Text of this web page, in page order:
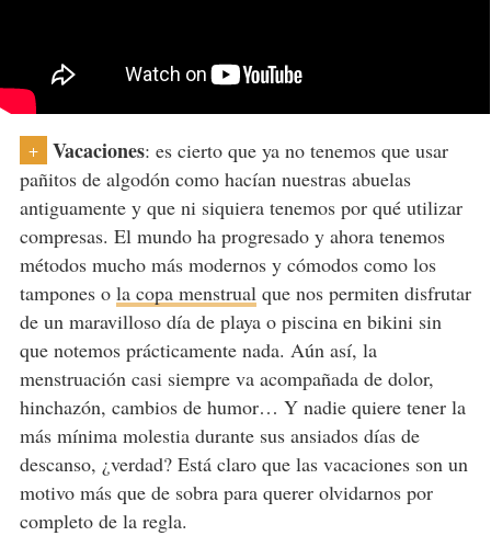
+ Vacaciones: es cierto que ya no tenemos que usar
pañitos de algodón como hacían nuestras abuelas
antiguamente y que ni siquiera tenemos por qué utilizar
compresas. El mundo ha progresado y ahora tenemos
métodos mucho más modernos y cómodos como los
tampones o la copa menstrualque nos permiten disfrutar
de un maravilloso día de playa o piscina en bikini sin
que notemos prácticamente nada. Aún así, la
menstruación casi siempre va acompañada de dolor,
hinchazón, cambios de humor… Y nadie quiere tener la
más mínima molestia durante sus ansiados días de
descanso, ¿verdad? Está claro que las vacaciones son un
motivo más que de sobra para querer olvidarnos por
completo de la regla.